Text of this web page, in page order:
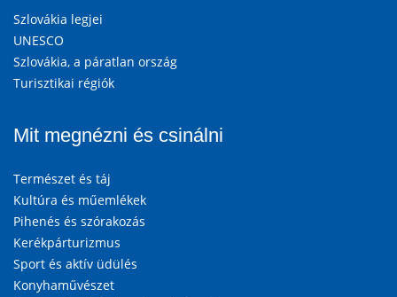
Szlovákia legjei
UNESCO
Szlovákia, a páratlan ország
Turisztikai régiók
Mit megnézni és csinálni
Természet és táj
Kultúra és műemlékek
Pihenés és szórakozás
Kerékpárturizmus
Sport és aktív üdülés
Konyhaművészet